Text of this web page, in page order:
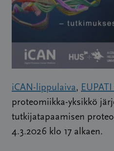
iCAN-lippulaiva,
proteomiikka-yksikkö
tutkijatapaamisen
4.3.2026 klo 17 alkaen.